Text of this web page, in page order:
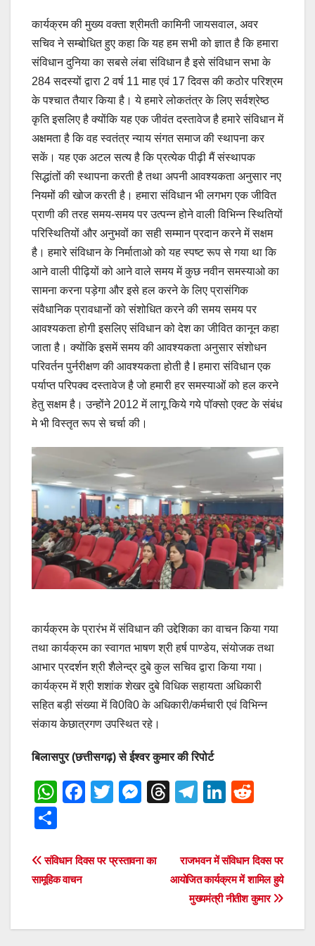
कार्यक्रम की मुख्य वक्ता श्रीमती कामिनी जायसवाल, अवर
सचिव ने सम्बोधित हुए कहा कि यह हम सभी को ज्ञात है कि हमारा
संविधान दुनिया का सबसे लंबा संविधान है इसे संविधान सभा के
284 सदस्यों द्वारा 2 वर्ष 11 माह एवं 17 दिवस की कठोर परिश्रम
के पश्चात तैयार किया है। ये हमारे लोकतंत्र के लिए सर्वश्रेष्ठ
कृति इसलिए है क्योंकि यह एक जीवंत दस्तावेज है हमारे संविधान में
अक्षमता है कि वह स्वतंत्र न्याय संगत समाज की स्थापना कर
सकें। यह एक अटल सत्य है कि प्रत्येक पीढ़ी मैं संस्थापक
सिद्धांतों की स्थापना करती है तथा अपनी आवश्यकता अनुसार नए
नियमों की खोज करती है। हमारा संविधान भी लगभग एक जीवित
प्राणी की तरह समय-समय पर उत्पन्न होने वाली विभिन्न स्थितियों
परिस्थितियों और अनुभवों का सही सम्मान प्रदान करने में सक्षम
है। हमारे संविधान के निर्माताओ को यह स्पष्ट रूप से गया था कि
आने वाली पीढ़ियों को आने वाले समय में कुछ नवीन समस्याओ का
सामना करना पड़ेगा और इसे हल करने के लिए प्रासंगिक
संवैधानिक प्रावधानों को संशोधित करने की समय समय पर
आवश्यकता होगी इसलिए संविधान को देश का जीवित कानून कहा
जाता है। क्योंकि इसमें समय की आवश्यकता अनुसार संशोधन
परिवर्तन पुर्नरीक्षण की आवश्यकता होती है I हमारा संविधान एक
पर्याप्त परिपक्व दस्तावेज है जो हमारी हर समस्याओं को हल करने
हेतु सक्षम है। उन्होंने 2012 में लागू किये गये पॉक्सो एक्ट के संबंध
मे भी विस्तृत रूप से चर्चा की।
कार्यक्रम के प्रारंभ में संविधान की उद्देशिका का वाचन किया गया
तथा कार्यक्रम का स्वागत भाषण श्री हर्ष पाण्डेय, संयोजक तथा
आभार प्रदर्शन श्री शैलेन्द्र दुबे कुल सचिव द्वारा किया गया।
कार्यक्रम में श्री शशांक शेखर दुबे विधिक सहायता अधिकारी
सहित बड़ी संख्या में वि0वि0 के अधिकारी/कर्मचारी एवं विभिन्न
संकाय केछात्रगण उपस्थित रहे।
बिलासपुर (छत्तीसगढ़) से ईश्वर कुमार की रिपोर्ट
W
s
A
p
F
e
o
T
er
M
e
er
T
a
d
T
gr
a
m
Li
e
dI
n
di
t
ar
e
Post
navigation
राजभवन में संविधान दिवस पर
आयोजित कार्यक्रम में शामिल हुये
मुख्यमंत्री नीतीश कुमार
संविधान दिवस पर प्रस्तावना का
सामूहिक वाचन